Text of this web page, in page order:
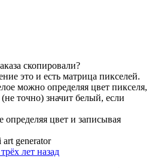
скопировали?
это и есть матрица пикселей.
можно определяя цвет пикселя,
точно) значит белый, если
цвет и записывая
art generator
лет назад